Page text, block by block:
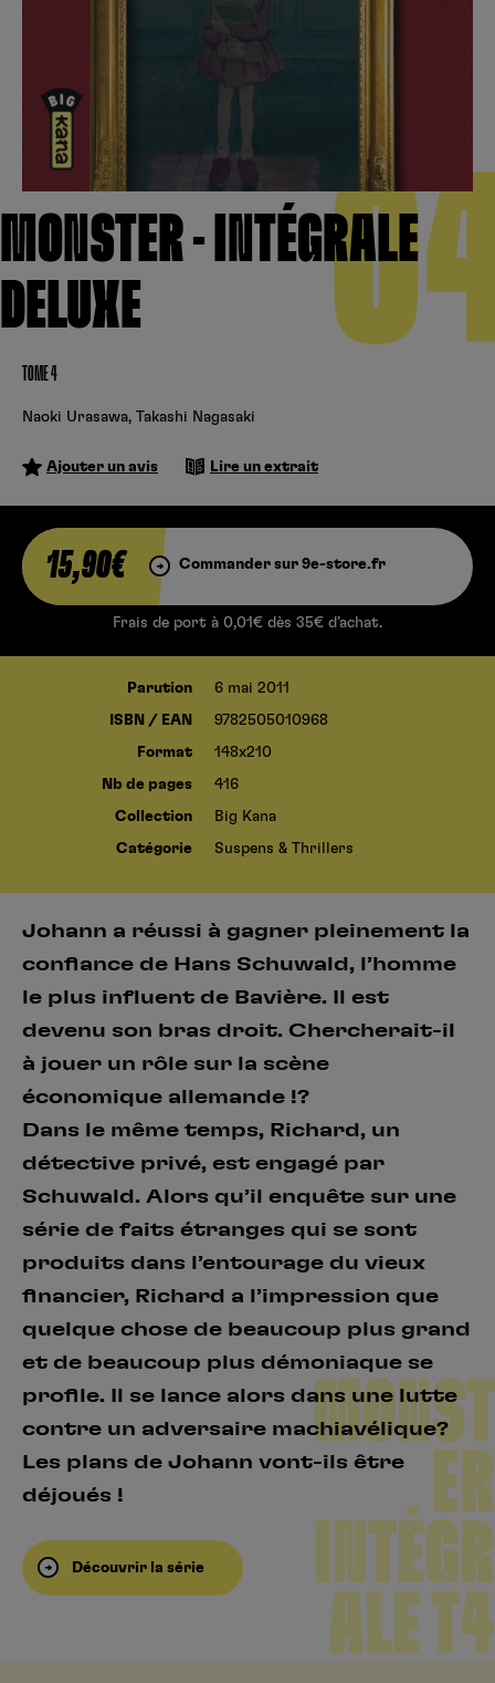
MONSTER - INTÉGRALE
DELUXE
TOME 4
Naoki Urasawa, Takashi Nagasaki
Ajouter un avis Lire un extrait
15,90€ Commander sur 9e-store.fr
Frais de port à 0,01€ dès 35€ d’achat.
Parution 6 mai 2011
ISBN / EAN 9782505010968
Format 148x210
Nb de pages 416
Collection Big Kana
Catégorie Suspens & Thrillers
Johann a réussi à gagner pleinement la
confiance de Hans Schuwald, l’homme
le plus influent de Bavière. Il est
devenu son bras droit. Chercherait-il
à jouer un rôle sur la scène
économique allemande !?
Dans le même temps, Richard, un
détective privé, est engagé par
Schuwald. Alors qu’il enquête sur une
série de faits étranges qui se sont
produits dans l’entourage du vieux
financier, Richard a l’impression que
quelque chose de beaucoup plus grand
et de beaucoup plus démoniaque se
profile. Il se lance alors dans une lutte
contre un adversaire machiavélique?
Les plans de Johann vont-ils être
déjoués !
Découvrir la série
MONST
ER
INTÉGR
ALE T4
Se connecter S’inscrire
Hunter x Hunter
Fire Force
Black Butler